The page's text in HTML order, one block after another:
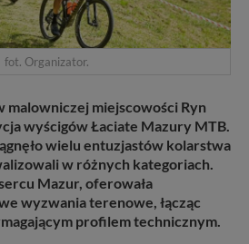
fot. Organizator.
malowniczej miejscowości Ryn
wyścigów Łaciate Mazury MTB.
wielu entuzjastów kolarstwa
w różnych kategoriach.
Mazur, oferowała
wyzwania terenowe, łącząc
profilem technicznym.